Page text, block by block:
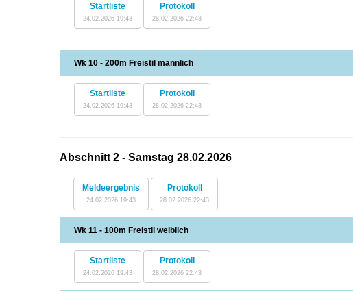
Startliste
24.02.2026 19:43
Protokoll
28.02.2026 22:43
Wk 10 - 200m Freistil männlich
Startliste
24.02.2026 19:43
Protokoll
28.02.2026 22:43
Abschnitt 2 - Samstag 28.02.2026
Meldeergebnis
24.02.2026 19:43
Protokoll
28.02.2026 22:43
Wk 11 - 100m Freistil weiblich
Startliste
24.02.2026 19:43
Protokoll
28.02.2026 22:43